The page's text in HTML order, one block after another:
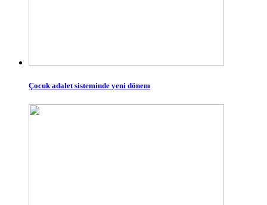
Çocuk adalet sisteminde yeni dönem